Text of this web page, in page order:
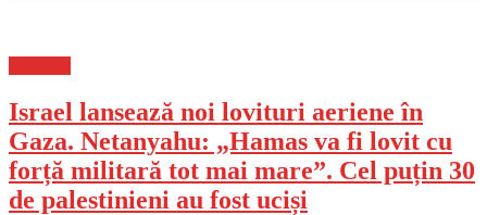
Israel lansează noi lovituri aeriene în
Gaza. Netanyahu: „Hamas va fi lovit cu
forță militară tot mai mare”. Cel puțin 30
de palestinieni au fost uciși